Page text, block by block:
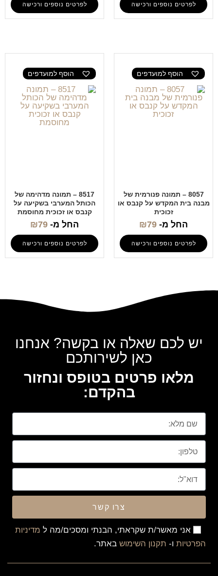
לפרטים נוספים ורכישה לפרטים נוספים ורכישה
הוסף למועדפים
8057 – תמונה פנורמית של
מבנה בית המקדש על קנבס או
זכוכית
החל מ- ₪79
לפרטים נוספים ורכישה
הוסף למועדפים
8517 – תמונה מדהימה של
הכותל המערבי בשקיעה על
קנבס או זכוכית מחוסמת
החל מ- ₪79
לפרטים נוספים ורכישה
יש לכם שאלה או בקשה? אנחנו
כאן לשירותכם
מלאו פרטים בטופס ונחזור
בהקדם:
אני מאשר/ת שקראתי, הבנתי ומסכים/מה ל מדיניות
הפרטיות ו- תקנון השימוש באתר.
צרו קשר